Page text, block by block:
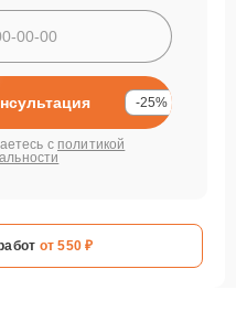
-25%
с политикой
от 550 ₽